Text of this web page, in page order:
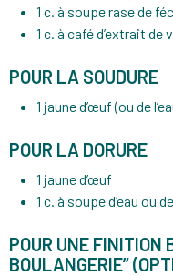
1 c. à soupe rase de
1 c. à café d’extrait
POUR LA SOUDURE
1 jaune d’œuf (ou de
POUR LA DORURE
1 jaune d’œuf
1 c. à soupe d’eau ou
POUR UNE FINITION
BOULANGERIE”